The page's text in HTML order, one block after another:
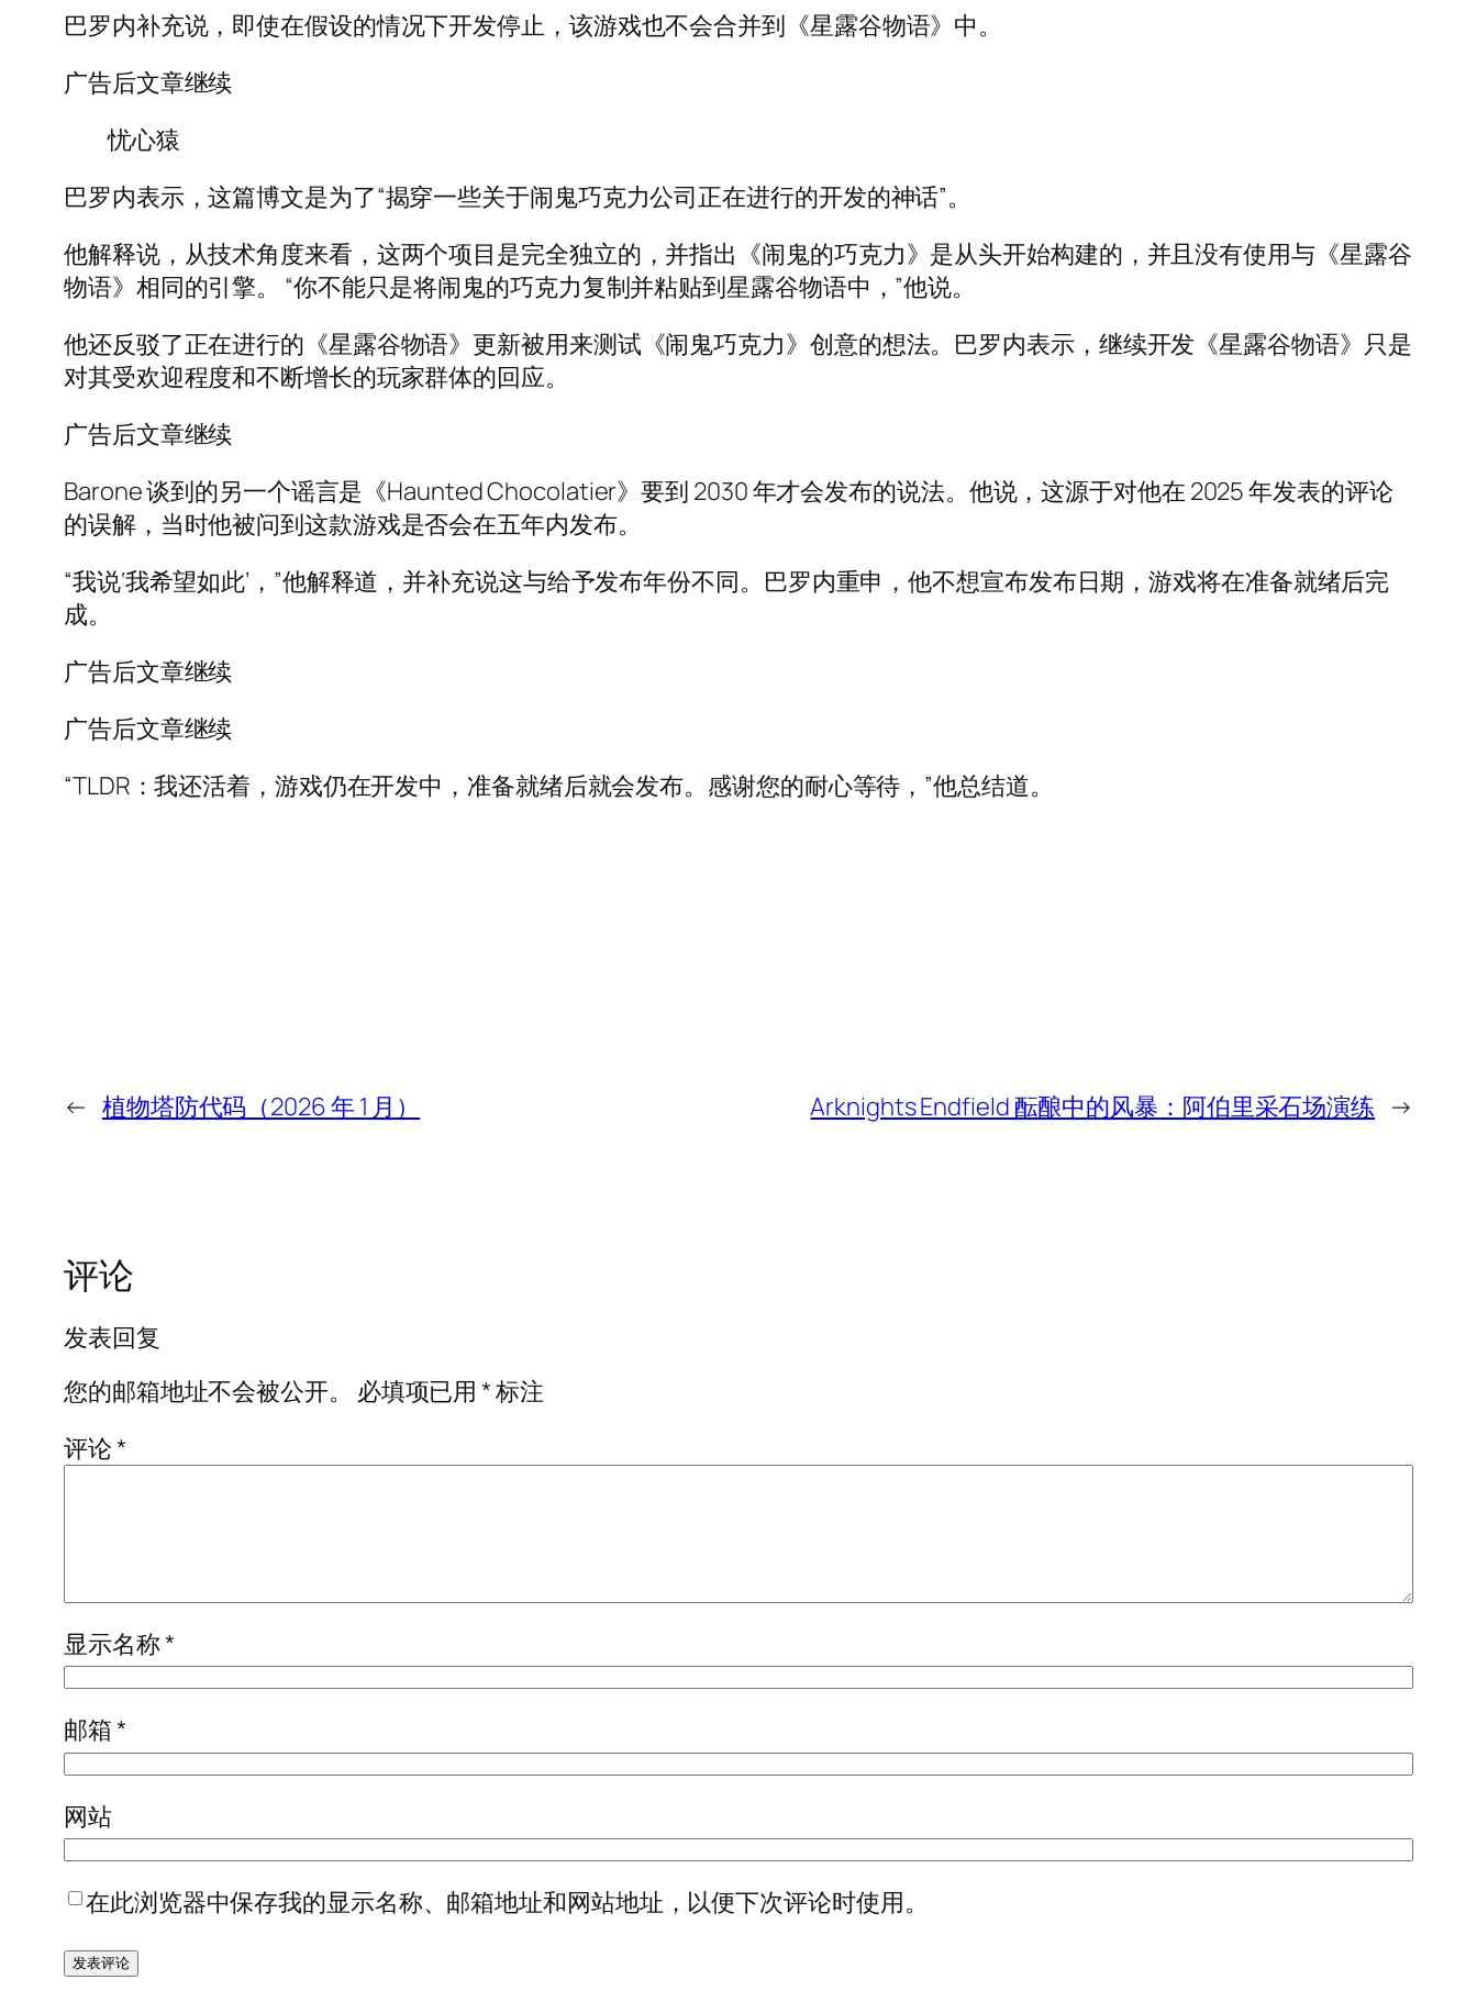
巴罗内补充说，即使在假设的情况下开发停止，该游戏也不会合并到《星露谷物语》中。
广告后文章继续
忧心猿
巴罗内表示，这篇博文是为了“揭穿一些关于闹鬼巧克力公司正在进行的开发的神话”。
他解释说，从技术角度来看，这两个项目是完全独立的，并指出《闹鬼的巧克力》是从头开始构建的，并且没有使用与《星露谷
物语》相同的引擎。 “你不能只是将闹鬼的巧克力复制并粘贴到星露谷物语中，”他说。
他还反驳了正在进行的《星露谷物语》更新被用来测试《闹鬼巧克力》创意的想法。巴罗内表示，继续开发《星露谷物语》只是
对其受欢迎程度和不断增长的玩家群体的回应。
广告后文章继续
Barone 谈到的另一个谣言是《Haunted Chocolatier》要到 2030 年才会发布的说法。他说，这源于对他在 2025 年发表的评论
的误解，当时他被问到这款游戏是否会在五年内发布。
“我说‘我希望如此’，”他解释道，并补充说这与给予发布年份不同。巴罗内重申，他不想宣布发布日期，游戏将在准备就绪后完
成。
广告后文章继续
广告后文章继续
“TLDR：我还活着，游戏仍在开发中，准备就绪后就会发布。感谢您的耐心等待，”他总结道。
← 植物塔防代码（2026 年 1 月） Arknights Endfield 酝酿中的风暴：阿伯里采石场演练 →
评论
发表回复
您的邮箱地址不会被公开。
必填项已用*标注
评论*
显示名称*
邮箱*
网站
在此浏览器中保存我的显示名称、邮箱地址和网站地址，以便下次评论时使用。